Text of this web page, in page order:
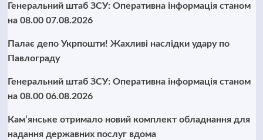
Генеральний штаб ЗСУ: Оперативна інформація станом
на 08.00 07.08.2026
Палає депо Укрпошти! Жахливі наслідки удару по
Павлограду
Генеральний штаб ЗСУ: Оперативна інформація станом
на 08.00 06.08.2026
Кам’янське отримало новий комплект обладнання для
надання державних послуг вдома